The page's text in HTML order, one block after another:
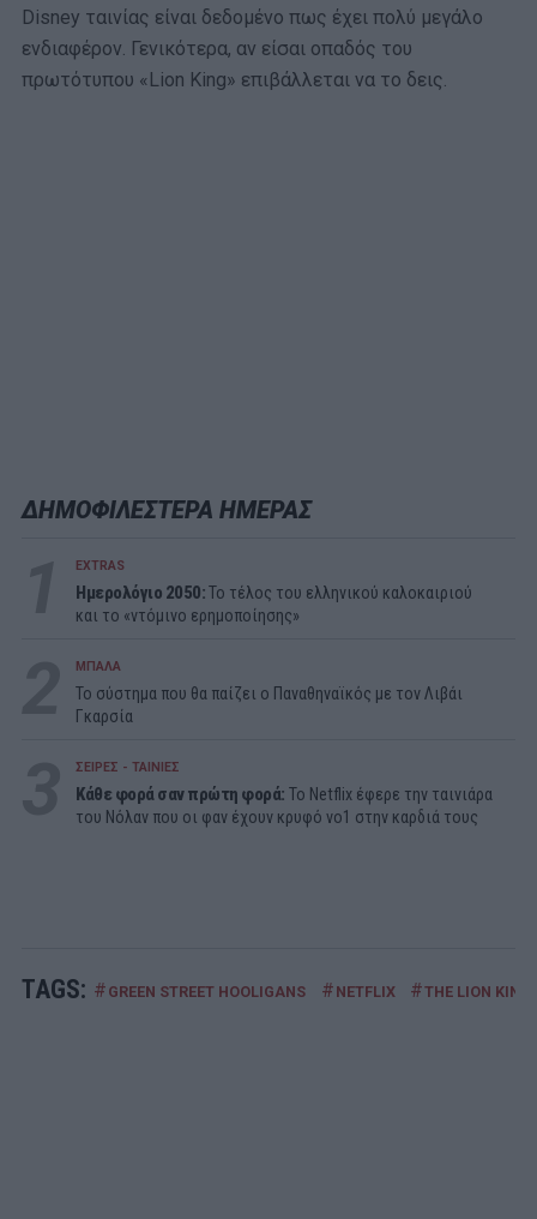
Disney ταινίας είναι δεδομένο πως έχει πολύ μεγάλο
ενδιαφέρον. Γενικότερα, αν είσαι οπαδός του
πρωτότυπου «Lion King» επιβάλλεται να το δεις.
ΔΗΜΟΦΙΛΕΣΤΕΡΑ ΗΜΕΡΑΣ
EXTRAS
Ημερολόγιο 2050:To τέλος του ελληνικού καλοκαιριού
και το «ντόμινο ερημοποίησης»
ΜΠΑΛΑ
Το σύστημα που θα παίζει ο Παναθηναϊκός με τον Λιβάι
Γκαρσία
ΣΕΙΡΕΣ - ΤΑΙΝΙΕΣ
Κάθε φορά σαν πρώτη φορά: Το Netflix έφερε την ταινιάρα
του Νόλαν που οι φαν έχουν κρυφό νο1 στην καρδιά τους
TAGS: # GREEN STREET HOOLIGANS # NETFLIX #THE LION KING